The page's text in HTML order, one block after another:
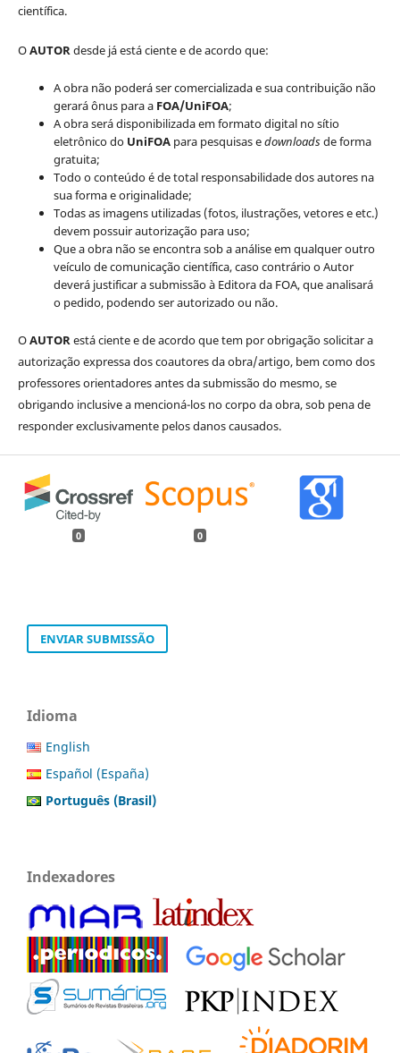
científica.
OAUTORdesde já está ciente e de acordo que:
A obra não poderá ser comercializada e sua contribuição não
gerará ônus para a FOA/UniFOA;
A obra será disponibilizada em formato digital no sítio
eletrônico do UniFOApara pesquisas edownloadsde forma
gratuita;
Todo o conteúdo é de total responsabilidade dos autores na
sua forma e originalidade;
Todas as imagens utilizadas (fotos, ilustrações, vetores e etc.)
devem possuir autorização para uso;
Que a obra não se encontra sob a análise em qualquer outro
veículo de comunicação científica, caso contrário o Autor
deverá justificar a submissão à Editora da FOA, que analisará
o pedido, podendo ser autorizado ou não.
OAUTORestá ciente e de acordo que tem por obrigação solicitar a
autorização expressa dos coautores da obra/artigo, bem como dos
professores orientadores antes da submissão do mesmo, se
obrigando inclusive a mencioná-los no corpo da obra, sob pena de
responder exclusivamente pelos danos causados.
0 0
ENVIAR SUBMISSÃO
Idioma
English
Español (España)
Português (Brasil)
Indexadores